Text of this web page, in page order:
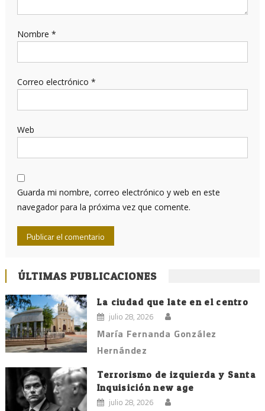
Nombre *
Correo electrónico *
Web
Guarda mi nombre, correo electrónico y web en este
navegador para la próxima vez que comente.
ÚLTIMAS PUBLICACIONES
La ciudad que late en el centro
julio 28, 2026
María Fernanda González
Hernández
Terrorismo de izquierda y Santa
Inquisición new age
julio 28, 2026